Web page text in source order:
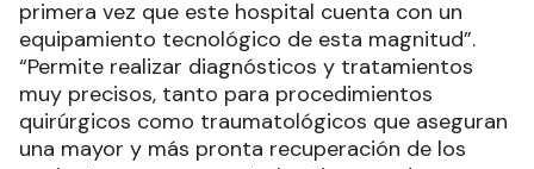
primera vez que este hospital cuenta con un
equipamiento tecnológico de esta magnitud”.
“Permite realizar diagnósticos y tratamientos
muy precisos, tanto para procedimientos
quirúrgicos como traumatológicos que aseguran
una mayor y más pronta recuperación de los